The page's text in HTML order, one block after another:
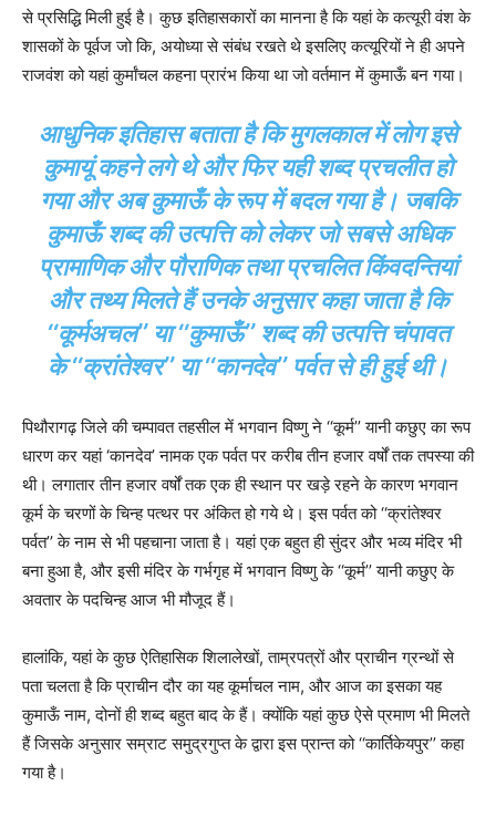
से प्रसिद्धि मिली हुई है। कुछ इतिहासकारों का मानना है कि यहां के कत्यूरी वंश के
शासकों के पूर्वज जो कि, अयोध्या से संबंध रखते थे इसलिए कत्यूरियों ने ही अपने
राजवंश को यहां कुर्मांचल कहना प्रारंभ किया था जो वर्तमान में कुमाऊँ बन गया।
आधुनिक इतिहास बताता है कि मुगलकाल में लोग इसे
कुमायूं कहने लगे थे और फिर यही शब्द प्रचलीत हो
गया और अब कुमाऊँ के रूप में बदल गया है। जबकि
कुमाऊँ शब्द की उत्पत्ति को लेकर जो सबसे अधिक
प्रामाणिक और पौराणिक तथा प्रचलित किंवदन्तियां
और तथ्य मिलते हैं उनके अनुसार कहा जाता है कि
‘‘कूर्मअचल’’ या ‘‘कुमाऊँ’’ शब्द की उत्पत्ति चंपावत
के ‘‘क्रांतेश्वर’’ या ‘‘कानदेव’’ पर्वत से ही हुई थी।
पिथौरागढ़ जिले की चम्पावत तहसील में भगवान विष्णु ने ‘‘कूर्म’’ यानी कछुए का रूप
धारण कर यहां ‘कानदेव’ नामक एक पर्वत पर करीब तीन हजार वर्षों तक तपस्या की
थी। लगातार तीन हजार वर्षों तक एक ही स्थान पर खड़े रहने के कारण भगवान
कूर्म के चरणों के चिन्ह पत्थर पर अंकित हो गये थे। इस पर्वत को ‘‘क्रांतेश्वर
पर्वत’’ के नाम से भी पहचाना जाता है। यहां एक बहुत ही सुंदर और भव्य मंदिर भी
बना हुआ है, और इसी मंदिर के गर्भगृह में भगवान विष्णु के ‘‘कूर्म’’ यानी कछुए के
अवतार के पदचिन्ह आज भी मौजूद हैं।
हालांकि, यहां के कुछ ऐतिहासिक शिलालेखों, ताम्रपत्रों और प्राचीन ग्रन्थों से
पता चलता है कि प्राचीन दौर का यह कूर्माचल नाम, और आज का इसका यह
कुमाऊँ नाम, दोनों ही शब्द बहुत बाद के हैं। क्योंकि यहां कुछ ऐसे प्रमाण भी मिलते
हैं जिसके अनुसार सम्राट समुद्रगुप्त के द्वारा इस प्रान्त को ‘‘कार्तिकेयपुर’’ कहा
गया है।